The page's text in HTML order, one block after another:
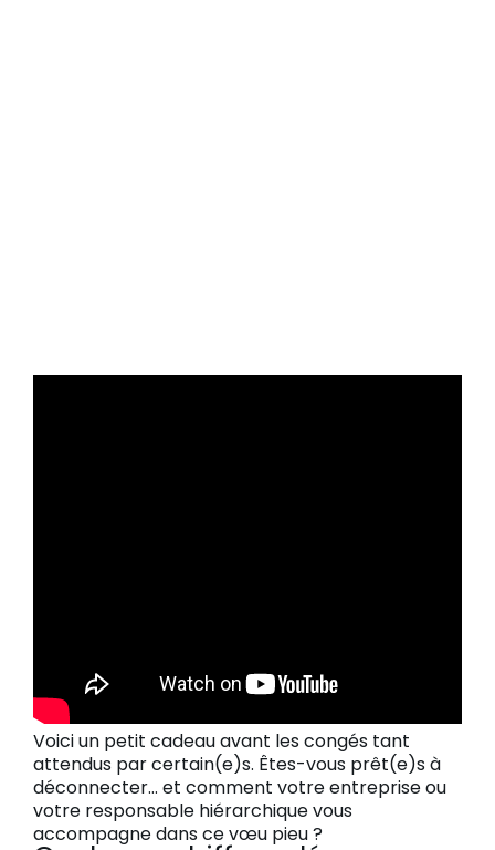
Voici un petit cadeau avant les congés tant
attendus par certain(e)s. Êtes-vous prêt(e)s à
déconnecter… et comment votre entreprise ou
votre responsable hiérarchique vous
accompagne dans ce vœu pieu ?